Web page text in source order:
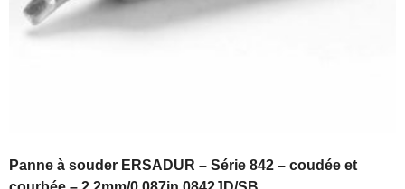
Panne à souder ERSADUR – Série 842 – coudée et